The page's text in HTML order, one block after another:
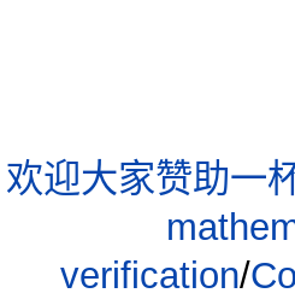
欢迎大家赞助一
verification/